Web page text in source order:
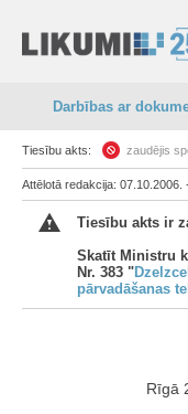
Darbības ar
Tiesību akts: zaudējis
Attēlotā redakcija: 07.10.2006.
Tiesību akts ir
Skatīt Ministru
Nr. 383 "
pārvadāšanas
Rīgā